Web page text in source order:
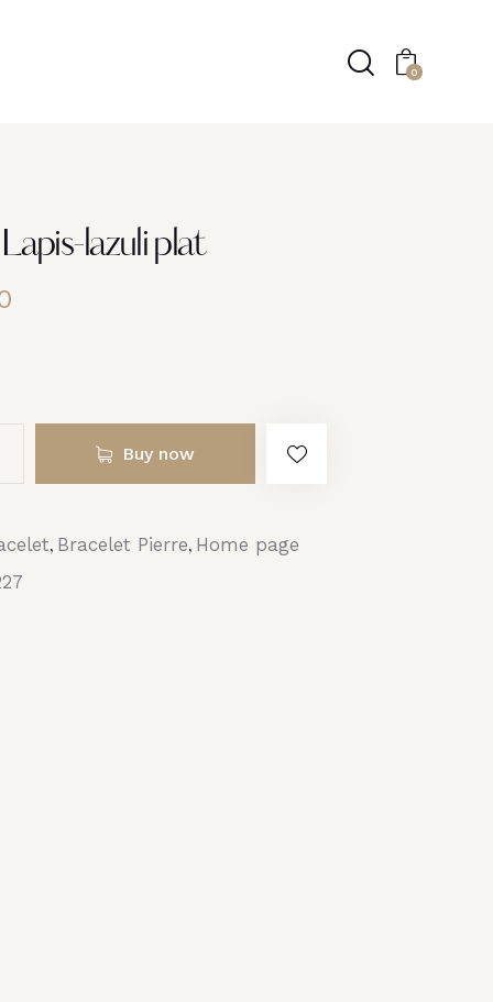
0
lazuli plat
Buy now
, Bracelet Pierre, Home page